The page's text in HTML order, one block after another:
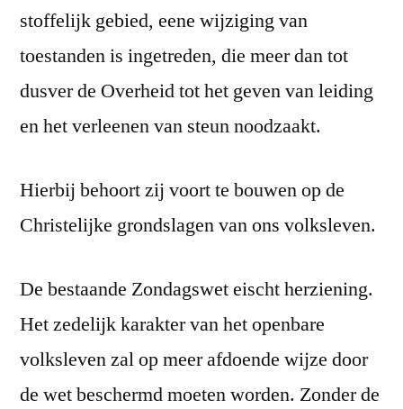
stoffelijk gebied, eene wijziging van
toestanden is ingetreden, die meer dan tot
dusver de Overheid tot het geven van leiding
en het verleenen van steun noodzaakt.
Hierbij behoort zij voort te bouwen op de
Christelijke grondslagen van ons volksleven.
De bestaande Zondagswet eischt herziening.
Het zedelijk karakter van het openbare
volksleven zal op meer afdoende wijze door
de wet beschermd moeten worden. Zonder de